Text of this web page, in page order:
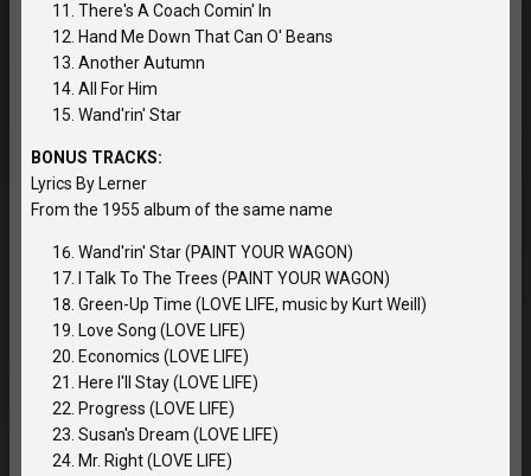
There's A Coach Comin' In
Hand Me Down That Can O' Beans
Another Autumn
All For Him
Wand'rin' Star
BONUS TRACKS:
Lyrics By Lerner
From the 1955 album of the same name
Wand'rin' Star (PAINT YOUR WAGON)
I Talk To The Trees (PAINT YOUR WAGON)
Green-Up Time (LOVE LIFE, music by Kurt Weill)
Love Song (LOVE LIFE)
Economics (LOVE LIFE)
Here I'll Stay (LOVE LIFE)
Progress (LOVE LIFE)
Susan's Dream (LOVE LIFE)
Mr. Right (LOVE LIFE)